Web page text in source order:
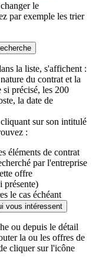
le
par exemple les trier
la liste, s'affichent :
du contrat et la
précisé, les 200
la date de
sur son intitulé
:
éléments de contrat
par l'entreprise
offre
présente)
le cas échéant
vous intéressent
ou depuis le détail
la ou les offres de
cliquer sur l'icône